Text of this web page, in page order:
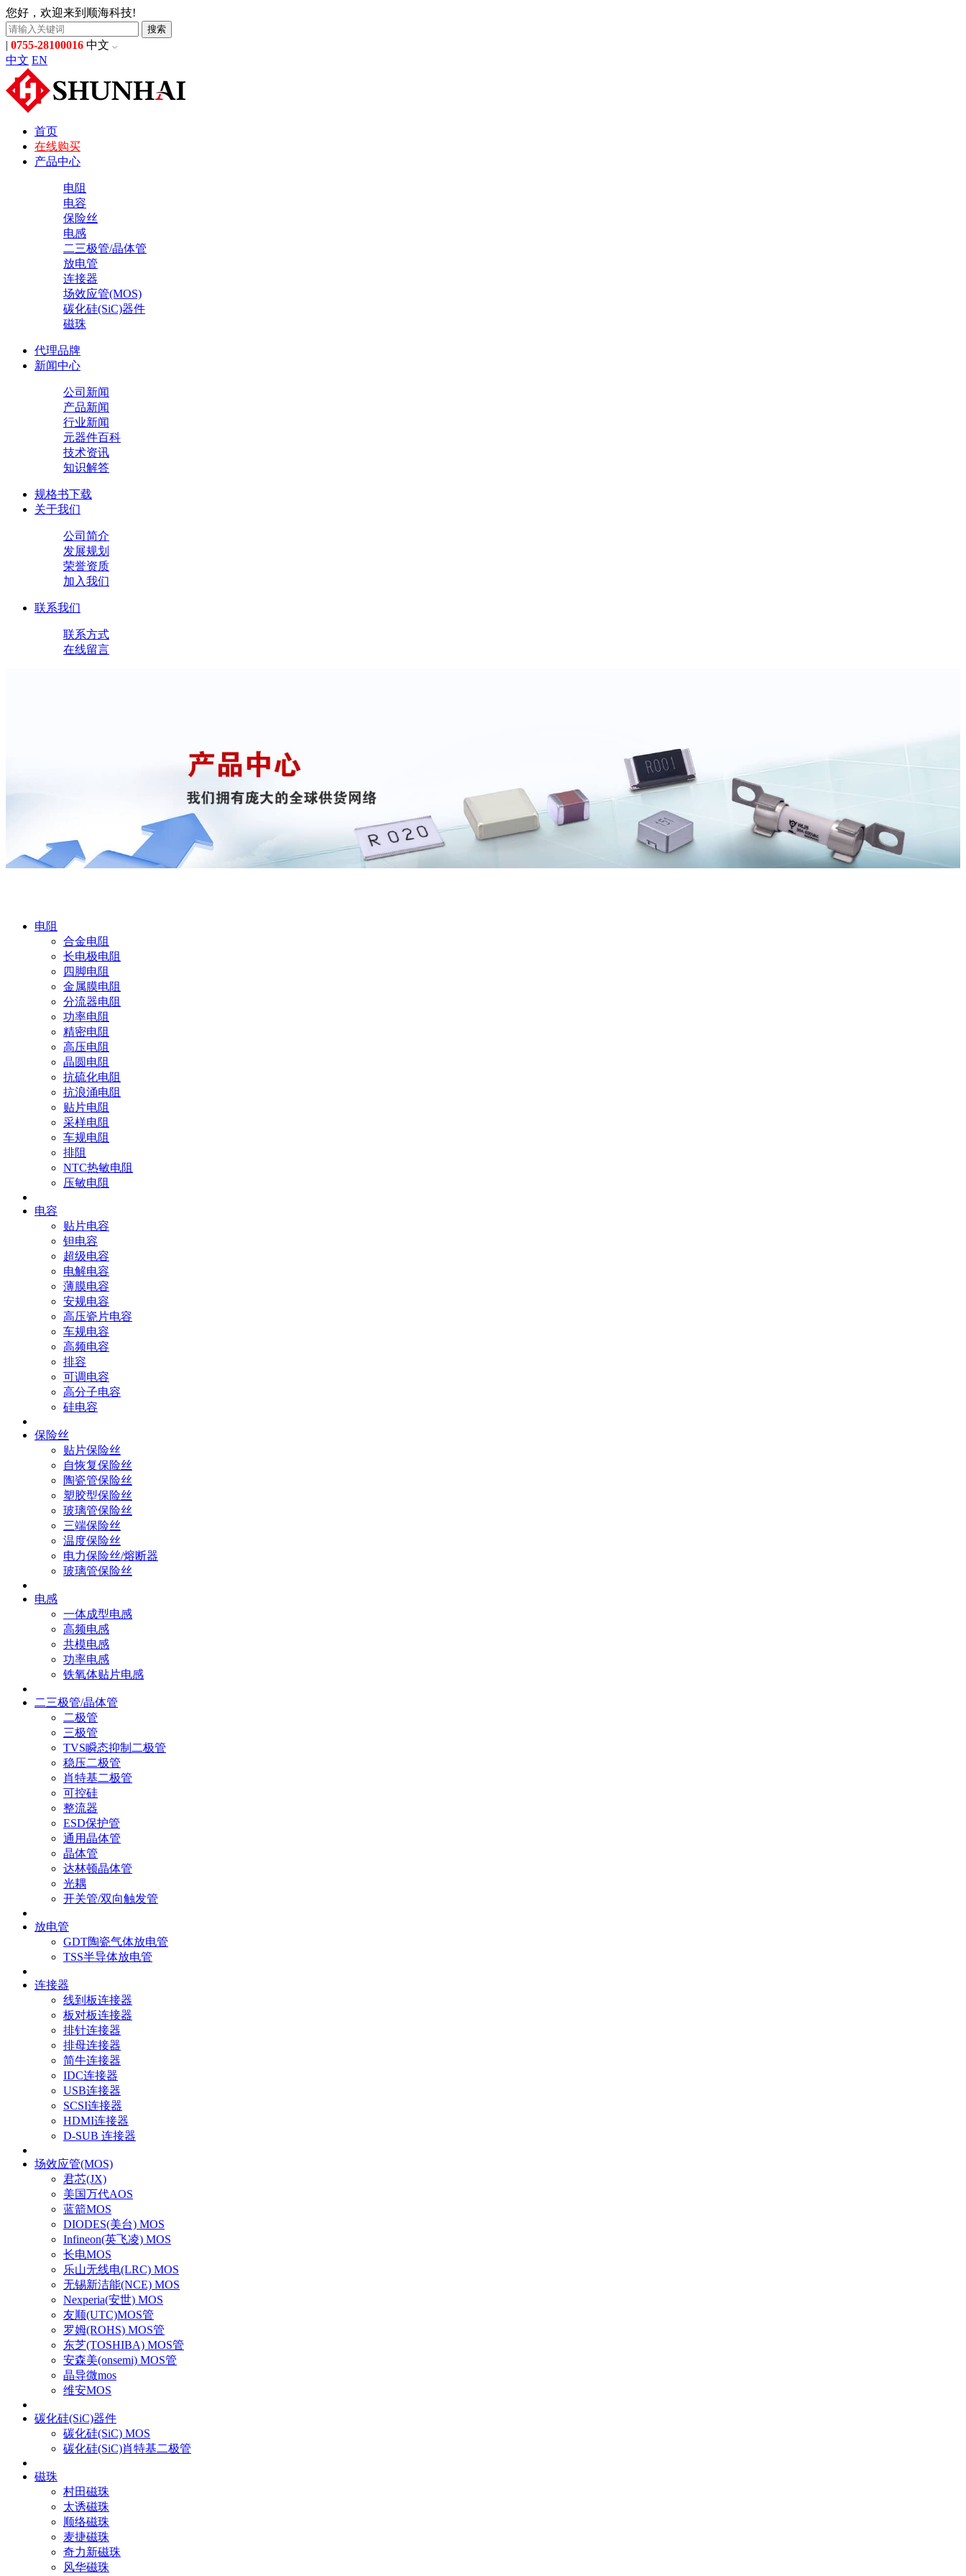
您好，欢迎来到顺海科技!
搜索
| 0755-28100016 中文
中文 EN
首页
在线购买
产品中心
电阻
电容
保险丝
电感
二三极管/晶体管
放电管
连接器
场效应管(MOS)
碳化硅(SiC)器件
磁珠
代理品牌
新闻中心
公司新闻
产品新闻
行业新闻
元器件百科
技术资讯
知识解答
规格书下载
关于我们
公司简介
发展规划
荣誉资质
加入我们
联系我们
联系方式
在线留言
电阻
合金电阻
长电极电阻
四脚电阻
金属膜电阻
分流器电阻
功率电阻
精密电阻
高压电阻
晶圆电阻
抗硫化电阻
抗浪涌电阻
贴片电阻
采样电阻
车规电阻
排阻
NTC热敏电阻
压敏电阻
电容
贴片电容
钽电容
超级电容
电解电容
薄膜电容
安规电容
高压瓷片电容
车规电容
高频电容
排容
可调电容
高分子电容
硅电容
保险丝
贴片保险丝
自恢复保险丝
陶瓷管保险丝
塑胶型保险丝
玻璃管保险丝
三端保险丝
温度保险丝
电力保险丝/熔断器
玻璃管保险丝
电感
一体成型电感
高频电感
共模电感
功率电感
铁氧体贴片电感
二三极管/晶体管
二极管
三极管
TVS瞬态抑制二极管
稳压二极管
肖特基二极管
可控硅
整流器
ESD保护管
通用晶体管
晶体管
达林顿晶体管
光耦
开关管/双向触发管
放电管
GDT陶瓷气体放电管
TSS半导体放电管
连接器
线到板连接器
板对板连接器
排针连接器
排母连接器
简牛连接器
IDC连接器
USB连接器
SCSI连接器
HDMI连接器
D-SUB 连接器
场效应管(MOS)
君芯(JX)
美国万代AOS
蓝箭MOS
DIODES(美台) MOS
Infineon(英飞凌) MOS
长电MOS
乐山无线电(LRC) MOS
无锡新洁能(NCE) MOS
Nexperia(安世) MOS
友顺(UTC)MOS管
罗姆(ROHS) MOS管
东芝(TOSHIBA) MOS管
安森美(onsemi) MOS管
晶导微mos
维安MOS
碳化硅(SiC)器件
碳化硅(SiC) MOS
碳化硅(SiC)肖特基二极管
磁珠
村田磁珠
太诱磁珠
顺络磁珠
麦捷磁珠
奇力新磁珠
风华磁珠